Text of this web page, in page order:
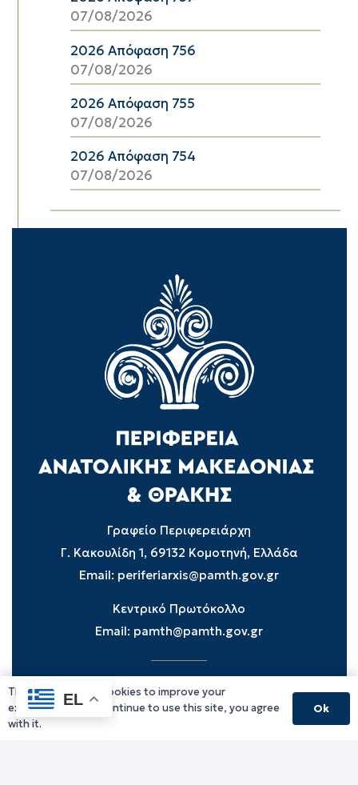
07/08/2026
2026 Απόφαση 756
07/08/2026
2026 Απόφαση 755
07/08/2026
2026 Απόφαση 754
07/08/2026
Γραφείο Περιφερειάρχη
Γ. Κακουλίδη 1, 69132 Κομοτηνή, Ελλάδα
Email: periferiarxis@pamth.gov.gr
Κεντρικό Πρωτόκολλο
Email: pamth@pamth.gov.gr
Υπηρεσίες Δράμας
Υπηρεσίες Καβάλας
EL
This website uses cookies to improve your
experience. If you continue to use this site, you agree
with it.
Ok